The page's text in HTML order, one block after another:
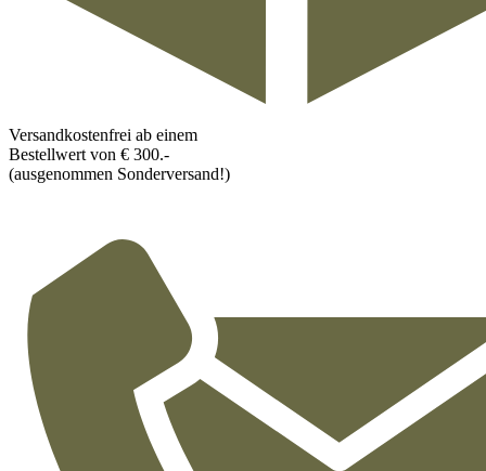
Versandkostenfrei ab einem
Bestellwert von € 300.-
(ausgenommen Sonderversand!)